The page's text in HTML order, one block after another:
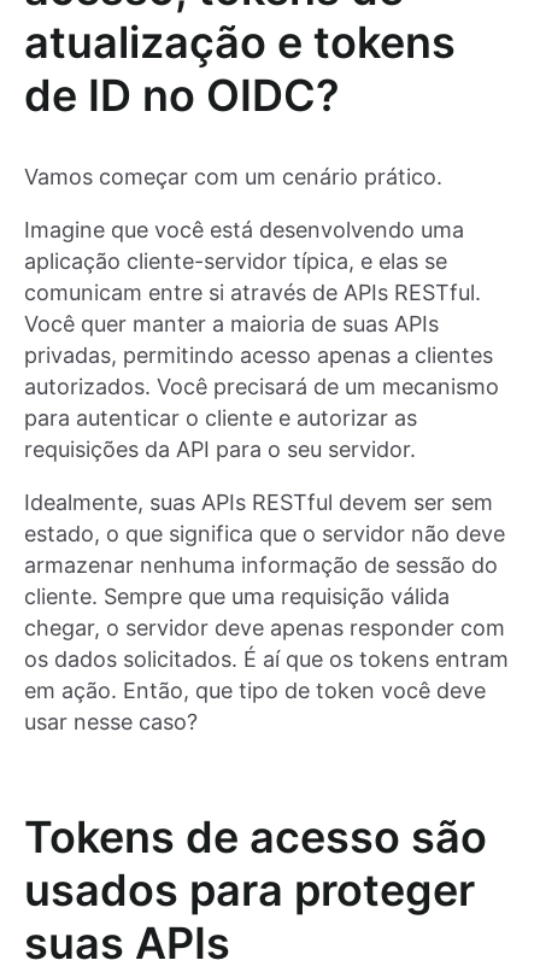
atualização e tokens
de ID no OIDC?
Vamos começar com um cenário prático.
Imagine que você está desenvolvendo uma
aplicação cliente-servidor típica, e elas se
comunicam entre si através de APIs RESTful.
Você quer manter a maioria de suas APIs
privadas, permitindo acesso apenas a clientes
autorizados. Você precisará de um mecanismo
para autenticar o cliente e autorizar as
requisições da API para o seu servidor.
Idealmente, suas APIs RESTful devem ser sem
estado, o que significa que o servidor não deve
armazenar nenhuma informação de sessão do
cliente. Sempre que uma requisição válida
chegar, o servidor deve apenas responder com
os dados solicitados. É aí que os tokens entram
em ação. Então, que tipo de token você deve
usar nesse caso?
Tokens de acesso são
usados para proteger
suas APIs